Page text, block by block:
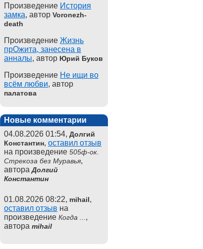
Произведение История
замка, автор Voronezh-
death
Произведение Жизнь
прОжита, занесена в
анналы, автор Юрий Буков
Произведение Не ищи во
всём любви, автор
палатова
Новые комментарии
04.08.2026 01:54, Долгий
Константин, оставил отзыв
на произведение 505ф-ок.
Стрекоза без Муравья,
автораДолгий
Константин
01.08.2026 08:22, mihail,
оставил отзыв на
произведение Когда ... ,
автора mihail